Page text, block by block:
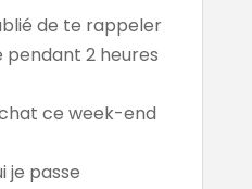
de te rappeler
pendant 2 heures
ce week-end
je passe